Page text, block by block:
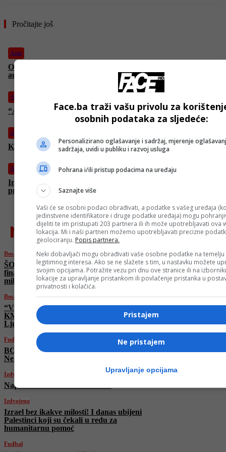
Pročitajte još
Auto
Obratite pažnju: Mehaničar upozorio šta je “smrt” za vaš
automobil
Auto
“Adidas” ulazi u Formulu 1, poznato koga će sponzorisati
Auto
Kako izračunati koliko vam je još goriva ostalo “na rezervi”?
Auto
Industrija u krizi: Proizvođač Mercedesovih trokrakih zvijezda
proglasio bankrot
najnovije
Bosanski vjestnik
ŠOKANTNO, SKANDALOZNO! Ko je
finansirao “Viaduktovu” tužbu tešku 113
miliona KM i “uništio” BiH?!
Bosanski vjestnik
“Viaduct” – Dodikova omča od 113 miliona
KM! Kajganić: “Tri lica pod istragom!”
Ljubić: “Isprogramirana prevara”
Fudbal
BOMBA u Bordo klubu: Na Koševo stiže
Nermin Mujkić
Izdvojeno
Napadnuta bolnica u Teheranu
Izdvojeno
Izrael bez ikakve milosti! I danas ubijeni
Palestinci koji su čekali u redu za
humanitarnu pomoć
Fudbal
Face.ba traži vašu privolu za
osobnih podataka za sljedeće:
Personalizirano oglašavanje i sadržaj, mjerenje
sadržaja, uvidi u publiku i razvoj usluga
Pohrana i/ili pristup podacima na uređaju
Saznajte više
Vaši će se osobni podaci obrađivati, a podatke s vašeg uređaja
jedinstvene identifikatore i druge podatke uređaja) mogu
dijeliti te im pristupati 203 partnera ili ih može upotrebljavati ova
lokacija. Mi i naši partneri možemo upotrebljavati precizne
geolociranju. Popis partnera.
Neki dobavljači mogu obrađivati vaše osobne podatke na temelju
legitimnog interesa. Ako se ne slažete s tim, u nastavku možete
svojim opcijama. Potražite vezu pri dnu ove stranice ili na
lokacije za upravljanje pristankom ili povlačenje pristanka u
privatnosti i kolačića.
Pristajem
Ne pristajem
Upravljanje opcijama